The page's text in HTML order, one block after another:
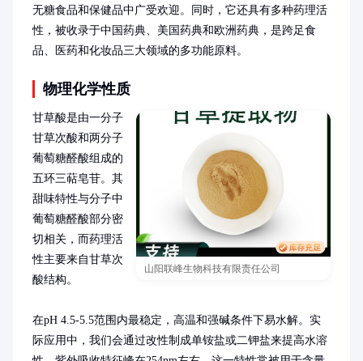
无糖食品和保健品中广受欢迎。同时，它还具有多种药理活
性，被收录于中国药典、美国药典和欧洲药典，是跨足食
品、医药和化妆品三大领域的多功能原料。
物理化学性质
山阳联峰生物科技有限责任公司
甘草酸是由一分子
甘草次酸和两分子
葡萄糖醛酸组成的
五环三萜皂苷。其
甜味特性与分子中
葡萄糖醛酸部分密
切相关，而药理活
性主要来自甘草次
酸结构。
在pH 4.5-5.5范围内最稳定，高温和强碱条件下易水解。实
际应用中，我们会通过改性制成单铵盐或二钾盐来提高水溶